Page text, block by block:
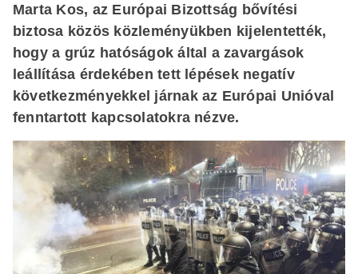
Marta Kos, az Európai Bizottság bővítési
biztosa közös közleményükben kijelentették,
hogy a grúz hatóságok által a zavargások
leállítása érdekében tett lépések negatív
következményekkel járnak az Európai Unióval
fenntartott kapcsolatokra nézve.